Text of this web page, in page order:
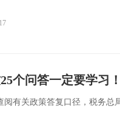
个问答一定要学习！
有关政策答复口径，税务总